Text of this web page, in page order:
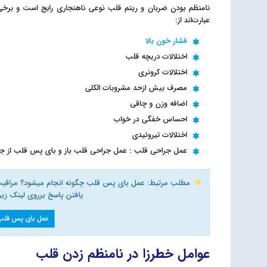
نامنظم بودن ضربان و ریتم قلب نوعی ناهنجاری رایج است و
عبارت‌اند از:
فشار خون بالا
اختلالات دریچه قلب
اختلالات کرونری
مصرف بیش ازحد مشروبات الکلی
اضافه وزن و چاقی
احساس خفگی در خواب
اختلالات تیروئیدی
عمل جراحی قلب : عمل جراحی قلب باز و بای پس قلب از
مطلب مرتبط: عمل بای پس قلب چگونه انجام میشود؟
یافتن پاسخ برروی لینک
عمل بای پس
عوامل خطرزا در نامنظم زدن قلب